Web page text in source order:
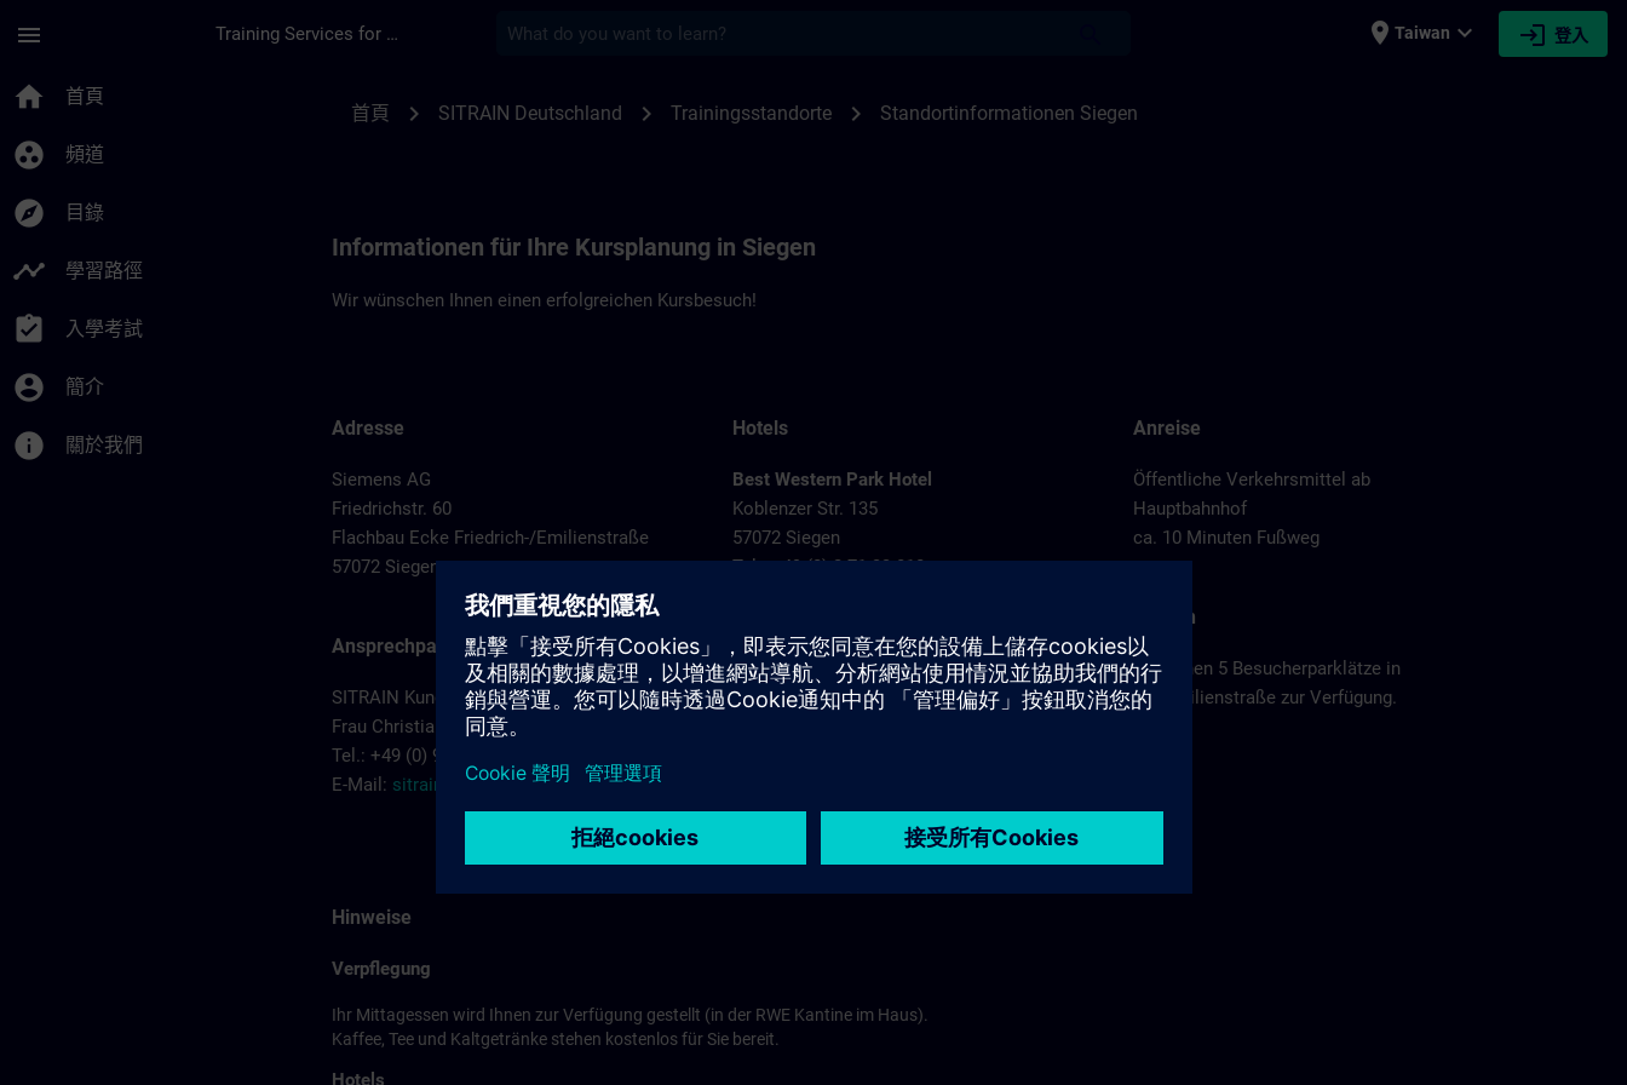
menu Training Services for Digital Industries place Taiwan expand_more login 登入
home 首頁
group_work 頻道
explore 目錄
timeline 學習路徑
assignment_turned_in 入學考試
account_circle 簡介
info 關於我們
首頁 chevron_right SITRAIN Deutschland chevron_right Trainingsstandorte chevron_right Standortinformationen Siegen
Informationen für Ihre Kursplanung in Siegen
Wir wünschen Ihnen einen erfolgreichen Kursbesuch!
Adresse
Siemens AG
Friedrichstr. 60
Flachbau Ecke Friedrich-/Emilienstraße
57072 Siegen
Ansprechpartner
SITRAIN Kundenberatung Köln
Frau Christiane Kruczyk
Tel.: +49 (0) 911/895-7575
E-Mail: sitrain.de@siemens.com
Hotels
Best Western Park Hotel
Koblenzer Str. 135
57072 Siegen
Tel.: +49 (0) 2 71-33 810
Haus Patmos
Hotel & Gästehaus
Patmosweg 60
Anreise
Öffentliche Verkehrsmittel ab
Hauptbahnhof
ca. 10 Minuten Fußweg
Parken
Es stehen 5 Besucherparklätze in
der Emilienstraße zur Verfügung.
Hinweise
Verpflegung
Ihr Mittagessen wird Ihnen zur Verfügung gestellt (in der RWE Kantine im Haus).
Kaffee, Tee und Kaltgetränke stehen kostenlos für Sie bereit.
Hotels